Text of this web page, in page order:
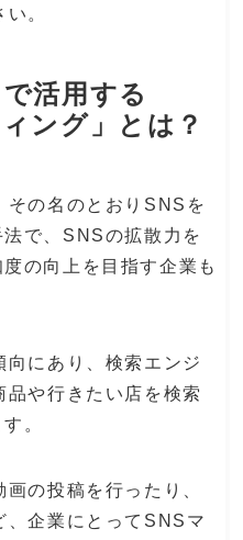
。
活用する
ング」とは？
その名のとおりSNSを
で、SNSの拡散力を
の向上を目指す企業も
にあり、検索エンジ
や行きたい店を検索
。
の投稿を行ったり、
、企業にとってSNSマ